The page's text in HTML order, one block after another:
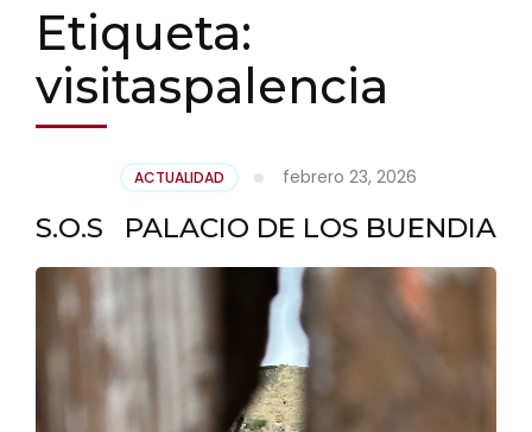
Etiqueta:
visitaspalencia
ACTUALIDAD febrero 23, 2026
S.O.S PALACIO DE LOS BUENDIA